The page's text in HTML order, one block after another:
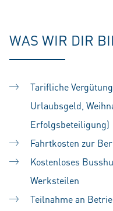
WAS WIR DIR
Tarifliche
Urlaubsgeld,
Erfolgsbeteiligung)
Fahrtkosten zur
Kostenloses
Werksteilen
Teilnahme an